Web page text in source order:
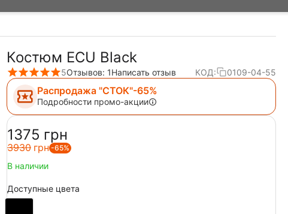
Костюм ECU Black
5Отзывов: 1Написать отзыв КОД: 0109-04-55
Распродажа "СТОК"-65%
Подробности промо-акции
‍1375‍ грн
‍3930‍ грн -65%
В наличии
Доступные цвета